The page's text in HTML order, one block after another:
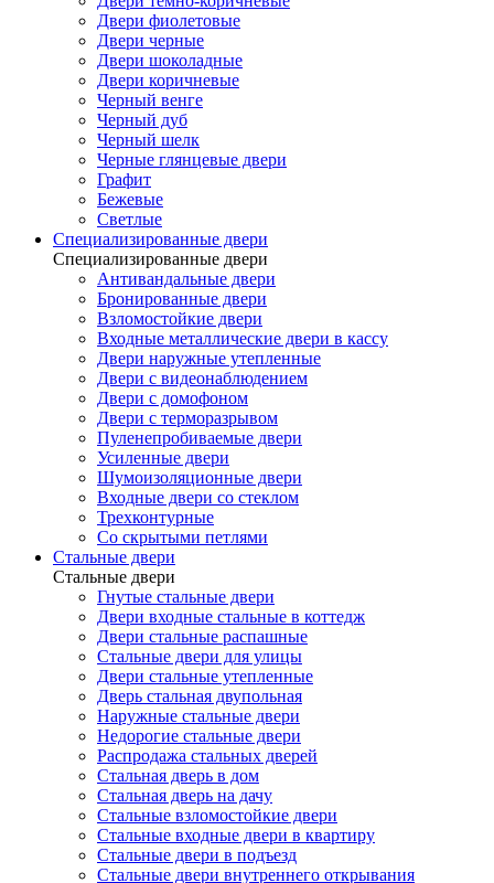
Двери фиолетовые
Двери черные
Двери шоколадные
Двери коричневые
Черный венге
Черный дуб
Черный шелк
Черные глянцевые двери
Графит
Бежевые
Светлые
Специализированные двери
Специализированные двери
Антивандальные двери
Бронированные двери
Взломостойкие двери
Входные металлические двери в кассу
Двери наружные утепленные
Двери с видеонаблюдением
Двери с домофоном
Двери с терморазрывом
Пуленепробиваемые двери
Усиленные двери
Шумоизоляционные двери
Входные двери со стеклом
Трехконтурные
Со скрытыми петлями
Стальные двери
Стальные двери
Гнутые стальные двери
Двери входные стальные в коттедж
Двери стальные распашные
Стальные двери для улицы
Двери стальные утепленные
Дверь стальная двупольная
Наружные стальные двери
Недорогие стальные двери
Распродажа стальных дверей
Стальная дверь в дом
Стальная дверь на дачу
Стальные взломостойкие двери
Стальные входные двери в квартиру
Стальные двери в подъезд
Стальные двери внутреннего открывания